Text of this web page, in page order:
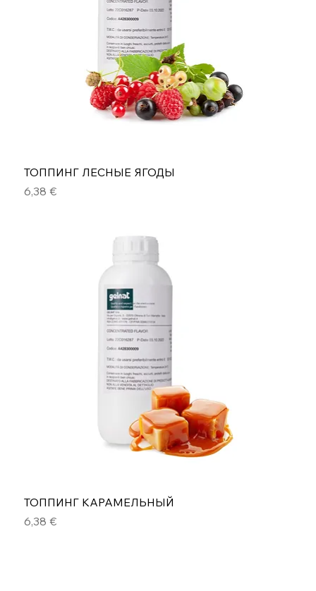
ТОППИНГ ЛЕСНЫЕ ЯГОДЫ
Цена
6,38 €
ТОППИНГ КАРАМЕЛЬНЫЙ
Цена
6,38 €